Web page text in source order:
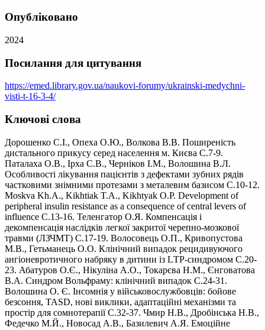
Опубліковано
2024
Посилання для цитування
https://emed.library.gov.ua/naukovi-forumy/ukrainski-medychni-
visti-t-16-3-4/
Ключові слова
Дорошенко C.I., Опеха О.Ю., Волкова В.В. Поширеність
дистального прикусу серед населення м. Києва С.7-9.
Паталаха O.B., Ірха C.B., Черніков І.М., Волошина В.Л.
Особливості лікування пацієнтів з дефектами зубних рядів
частковими знімними протезами з металевим базисом С.10-12.
Moskva Kh.A., Kikhtiak T.A., Kikhtyak О.Р. Development of
peripheral insulin resistance as a consequence of central levers of
influence C.13-16. Теленгатор О.Я. Компенсація і
декомпенсація наслідків легкої закритої черепно-мозкової
травми (ЛЗЧМТ) С.17-19. Волосовець О.П., Кривопустова
М.В., Гетьманець О.О. Клінічний випадок рецидивуючого
ангіоневротичного набряку в дитини із LТР-синдромом С.20-
23. Абатуров O.Є., Нікуліна A.O., Токарєва Н.М., Єнговатова
В.А. Синдром Вольфраму: клінічний випадок С.24-31.
Волошина O. Є. Інсомнія у військовослужбовців: бойове
безсоння, TASD, нові виклики, адаптаційні механізми та
простір для сомнотерапії С.32-37. Чмир Н.В., Дробінська Н.В.,
Федечко М.Й., Новосад A.B., Базилевич А.Я. Емоційне